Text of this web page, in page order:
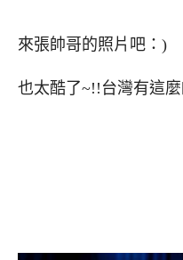
來張帥哥的照片吧：)
也太酷了~!!台灣有這